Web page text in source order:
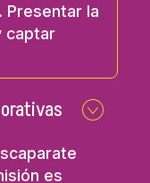
Presentar la
captar
es